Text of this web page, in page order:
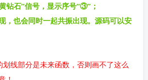
钻石”信号，显示序号“③”；
，也会同时一起共振出现。源码可以安
线部分是未来函数，否则画不了这么